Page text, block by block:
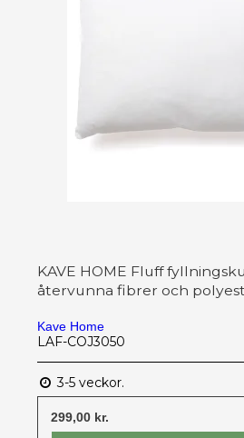
KAVE HOME Fluff
återvunna fibrer och
Kave Home
LAF-COJ3050
3-5 veckor.
299,00 kr.